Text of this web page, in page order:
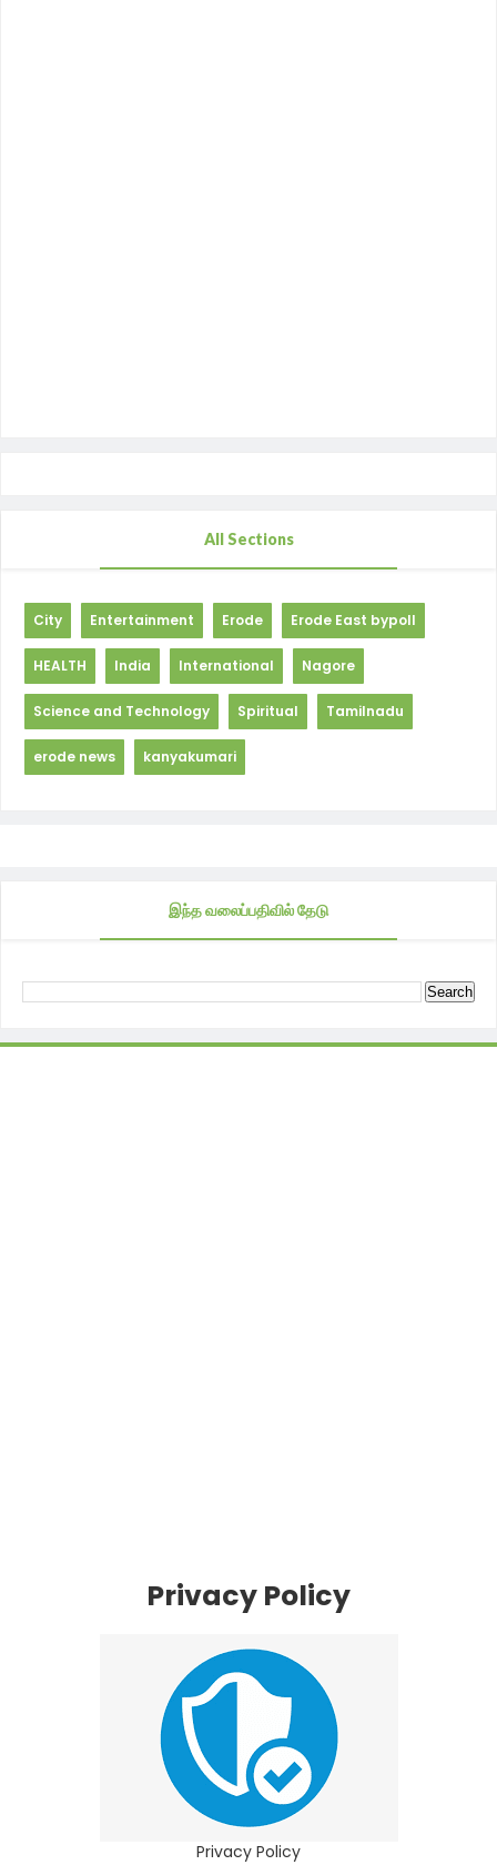
All Sections
City Entertainment Erode Erode East bypoll
HEALTH India International Nagore
Science and Technology Spiritual Tamilnadu
erode news kanyakumari
இந்த வலைப்பதிவில் தேடு
Privacy Policy
Privacy Policy